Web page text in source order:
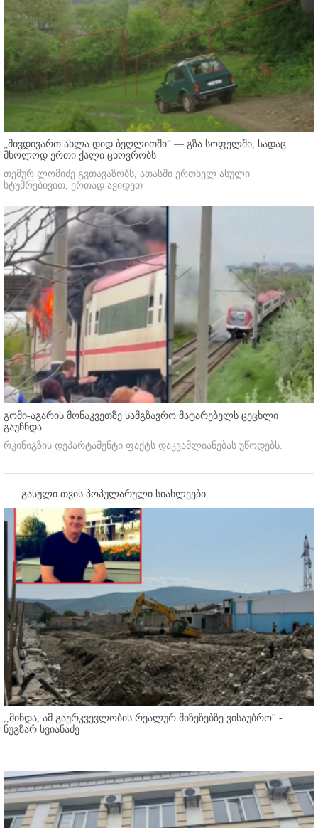
„მივდივართ ახლა დიდ ბეღლითში“ — გზა სოფელში, სადაც
მხოლოდ ერთი ქალი ცხოვრობს
თემურ ლომიძე გვთავაზობს, ათასში ერთხელ ასული
სტუმრებივით, ერთად ავიდეთ
გომი-აგარის მონაკვეთზე სამგზავრო მატარებელს ცეცხლი
გაუჩნდა
რკინიგზის დეპარტამენტი ფაქტს დაკვამლიანებას უწოდებს.
გასული თვის პოპულარული სიახლეები
,,მინდა, ამ გაურკვევლობის რეალურ მიზეზებზე ვისაუბრო'' -
ნუგზარ სვიანაძე